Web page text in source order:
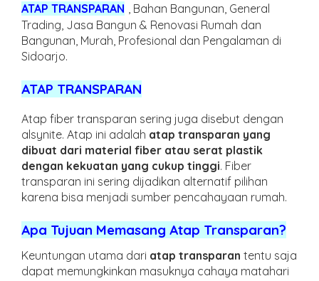
ATAP TRANSPARAN
, Bahan Bangunan, General
Trading, Jasa Bangun & Renovasi Rumah dan
Bangunan, Murah, Profesional dan Pengalaman di
Sidoarjo.
ATAP TRANSPARAN
Atap fiber transparan sering juga disebut dengan
alsynite. Atap ini adalah atap transparan yang
dibuat dari material fiber atau serat plastik
dengan kekuatan yang cukup tinggi. Fiber
transparan ini sering dijadikan alternatif pilihan
karena bisa menjadi sumber pencahayaan rumah.
Apa Tujuan Memasang Atap Transparan?
Keuntungan utama dari atap transparan tentu saja
dapat memungkinkan masuknya cahaya matahari